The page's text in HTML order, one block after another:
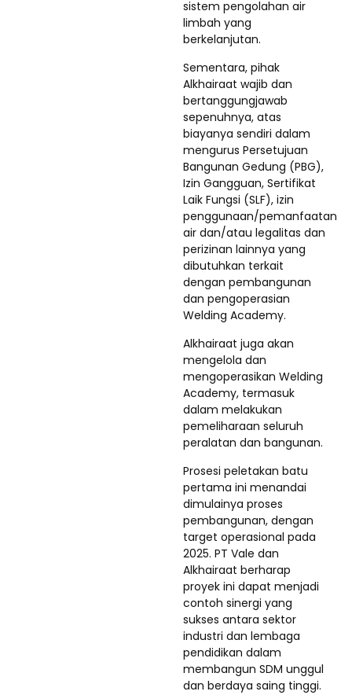
sistem pengolahan air
limbah yang
berkelanjutan.
Sementara, pihak
Alkhairaat wajib dan
bertanggungjawab
sepenuhnya, atas
biayanya sendiri dalam
mengurus Persetujuan
Bangunan Gedung (PBG),
Izin Gangguan, Sertifikat
Laik Fungsi (SLF), izin
penggunaan/pemanfaatan
air dan/atau legalitas dan
perizinan lainnya yang
dibutuhkan terkait
dengan pembangunan
dan pengoperasian
Welding Academy.
Alkhairaat juga akan
mengelola dan
mengoperasikan Welding
Academy, termasuk
dalam melakukan
pemeliharaan seluruh
peralatan dan bangunan.
Prosesi peletakan batu
pertama ini menandai
dimulainya proses
pembangunan, dengan
target operasional pada
2025. PT Vale dan
Alkhairaat berharap
proyek ini dapat menjadi
contoh sinergi yang
sukses antara sektor
industri dan lembaga
pendidikan dalam
membangun SDM unggul
dan berdaya saing tinggi.